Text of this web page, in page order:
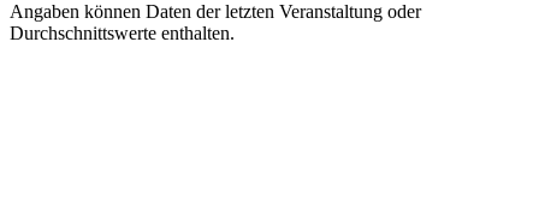
Angaben können Daten der letzten Veranstaltung oder
Durchschnittswerte enthalten.